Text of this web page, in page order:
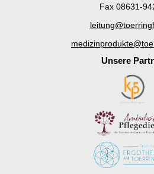
Fax 08631-
Unsere